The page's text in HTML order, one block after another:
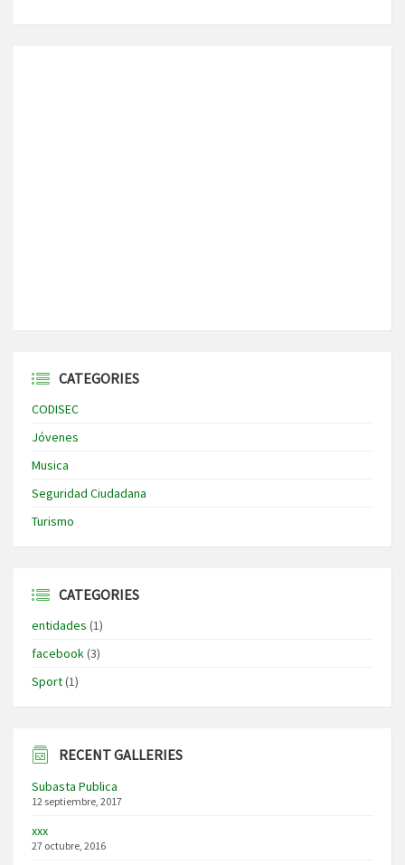
CATEGORIES
CODISEC
Jóvenes
Musica
Seguridad Ciudadana
Turismo
CATEGORIES
entidades (1)
facebook(3)
Sport(1)
RECENT GALLERIES
Subasta Publica
12 septiembre, 2017
xxx
27 octubre, 2016